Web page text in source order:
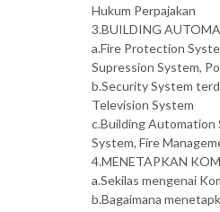
Hukum Perpajakan
3.BUILDING
a.Fire Protection
Supression System,
b.Security System
Television System
c.Building Automation
System, Fire
4.MENETAPKAN
a.Sekilas mengenai
b.Bagaimana